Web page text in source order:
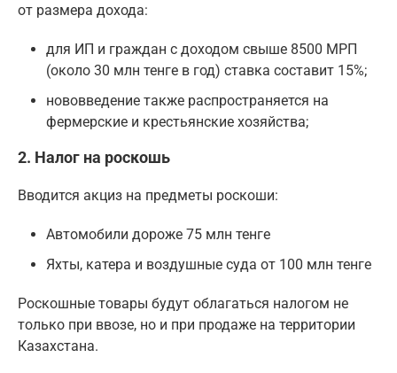
от размера дохода:
для ИП и граждан с доходом свыше 8500 МРП
(около 30 млн тенге в год) ставка составит 15%;
нововведение также распространяется на
фермерские и крестьянские хозяйства;
2. Налог на роскошь
Вводится акциз на предметы роскоши:
Автомобили дороже 75 млн тенге
Яхты, катера и воздушные суда от 100 млн тенге
Роскошные товары будут облагаться налогом не
только при ввозе, но и при продаже на территории
Казахстана.